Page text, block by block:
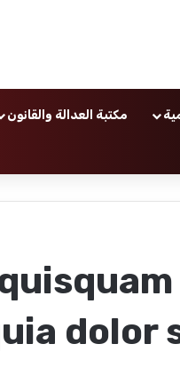
مكتبة العدالة والقانون
dolor